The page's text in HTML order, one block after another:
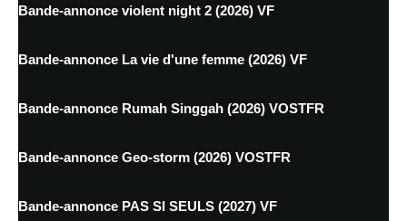
Bande-annonce violent night 2 (2026) VF
Bande-annonce La vie d'une femme (2026) VF
Bande-annonce Rumah Singgah (2026) VOSTFR
Bande-annonce Geo-storm (2026) VOSTFR
Bande-annonce PAS SI SEULS (2027) VF